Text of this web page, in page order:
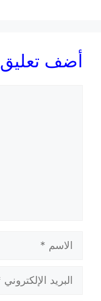
أضف تعليق
الاسم
البريد
الإلكتروني